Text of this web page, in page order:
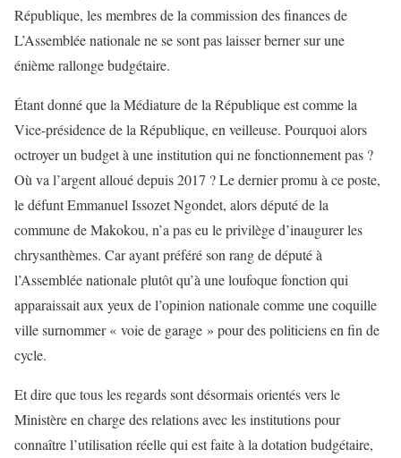
République, les membres de la commission des finances de
L’Assemblée nationale ne se sont pas laisser berner sur une
énième rallonge budgétaire.
Étant donné que la Médiature de la République est comme la
Vice-présidence de la République, en veilleuse. Pourquoi alors
octroyer un budget à une institution qui ne fonctionnement pas ?
Où va l’argent alloué depuis 2017 ? Le dernier promu à ce poste,
le défunt Emmanuel Issozet Ngondet, alors député de la
commune de Makokou, n’a pas eu le privilège d’inaugurer les
chrysanthèmes. Car ayant préféré son rang de député à
l’Assemblée nationale plutôt qu’à une loufoque fonction qui
apparaissait aux yeux de l’opinion nationale comme une coquille
ville surnommer « voie de garage » pour des politiciens en fin de
cycle.
Et dire que tous les regards sont désormais orientés vers le
Ministère en charge des relations avec les institutions pour
connaître l’utilisation réelle qui est faite à la dotation budgétaire,